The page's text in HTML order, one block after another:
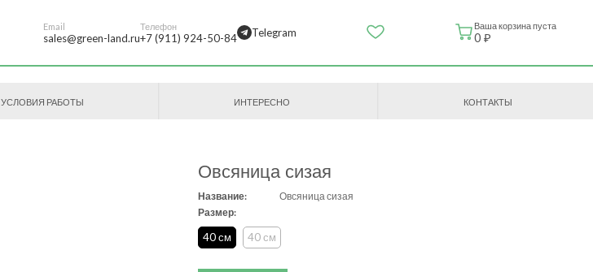
Email
sales@green-land.ru
Телефон
+7 (911) 924-50-84 Telegram Ваша корзина пуста
0 ₽
УСЛОВИЯ РАБОТЫ ИНТЕРЕСНО КОНТАКТЫ
Овсяница сизая
Название:
Овсяница сизая
Размер:
40 см 40 см